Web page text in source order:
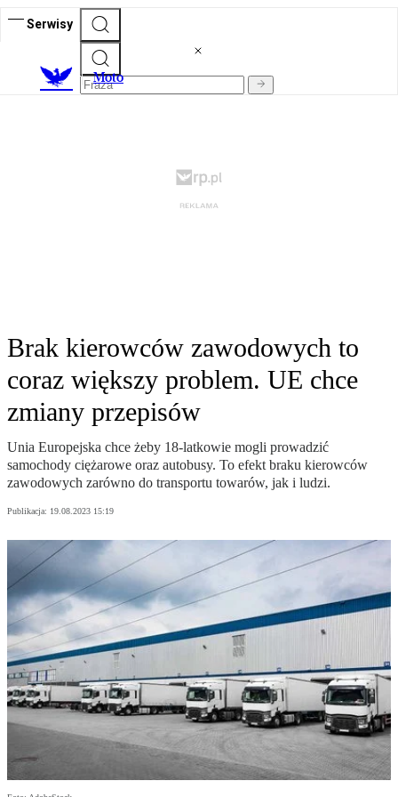
Serwisy
Moto
Brak kierowców zawodowych to
coraz większy problem. UE chce
zmiany przepisów
Unia Europejska chce żeby 18-latkowie mogli prowadzić
samochody ciężarowe oraz autobusy. To efekt braku kierowców
zawodowych zarówno do transportu towarów, jak i ludzi.
Publikacja: 19.08.2023 15:19